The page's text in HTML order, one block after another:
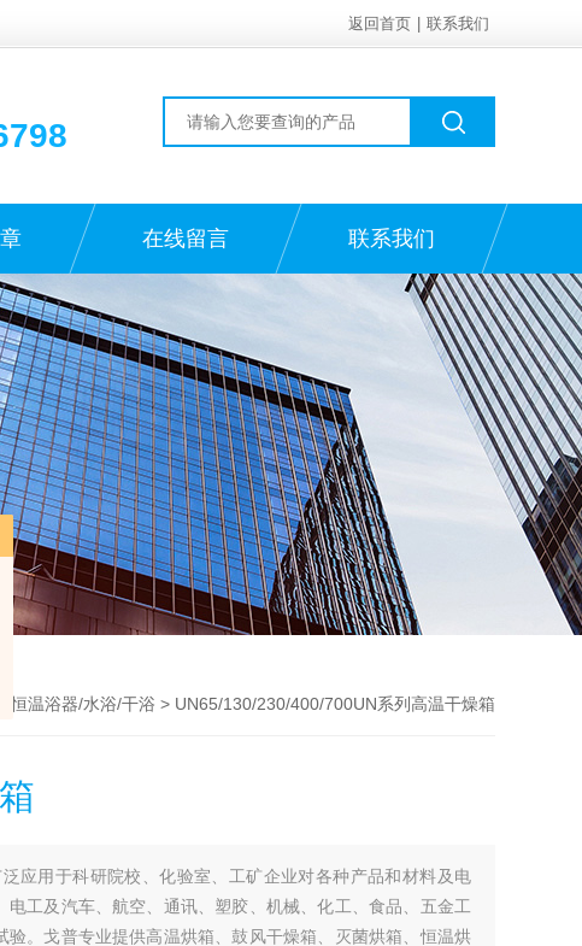
返回首页 联系我们
在线留言 联系我们
恒温浴器/水浴/干浴 > UN65/130/230/400/700UN系列高温干燥箱
应用于科研院校、化验室、工矿企业对各种产品和材料及电
工及汽车、航空、通讯、塑胶、机械、化工、食品、五金工
。戈普专业提供高温烘箱、鼓风干燥箱、灭菌烘箱、恒温烘